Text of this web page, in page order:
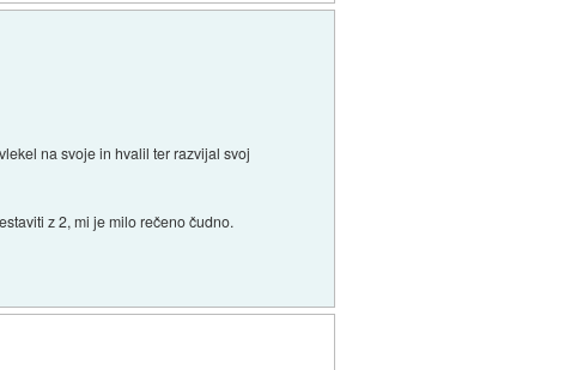
na svoje in hvalil ter razvijal svoj
z 2, mi je milo rečeno čudno.